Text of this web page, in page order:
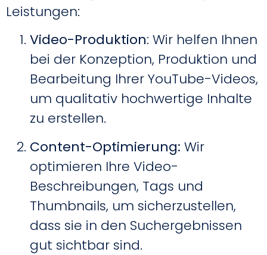
Leistungen:
Video-Produktion: Wir helfen Ihnen
bei der Konzeption, Produktion und
Bearbeitung Ihrer YouTube-Videos,
um qualitativ hochwertige Inhalte
zu erstellen.
Content-Optimierung: Wir
optimieren Ihre Video-
Beschreibungen, Tags und
Thumbnails, um sicherzustellen,
dass sie in den Suchergebnissen
gut sichtbar sind.